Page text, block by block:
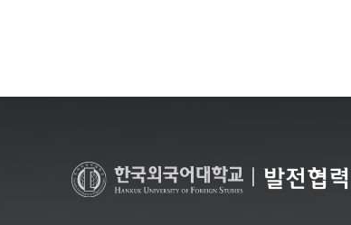
| 발전협